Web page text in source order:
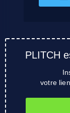
PLITCH
votre